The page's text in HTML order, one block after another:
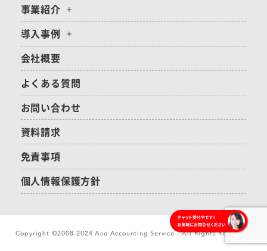
事業紹介
導入事例
会社概要
よくある質問
お問い合わせ
資料請求
免責事項
個人情報保護方針
Copyright ©2008-2024 Aso Accounting Service - All Rights Reserved.